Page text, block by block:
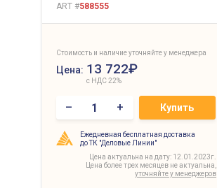
ART #588555
Стоимость и наличие уточняйте у менеджера
Цена: 13 722₽
с НДС 22%
– + Купить
Ежедневная бесплатная доставка
до ТК "Деловые Линии"
Цена актуальна на дату: 12.01.2023г.
Цена более трех месяцев не актуальна,
уточняйте у менеджеров